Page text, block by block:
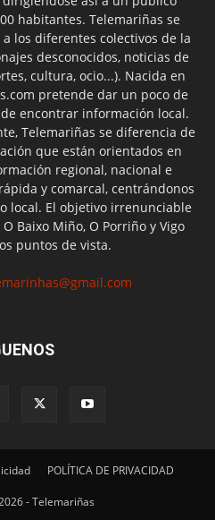
habitantes. Telemariñas se
los diferentes colectivos de la
desconocidos, noticias de
cultura, ocio...). Nacida en
pretende dar un poco de
encontrar información local.
Telemariñas se diferencia de
que están orientados en
regional, nacional e
y comarcal, centrándonos
local. El objetivo irrenunciable
Baixo Miño, O Porriño y Vigo
puntos de vista.
POLÍTICA DE PRIVACIDAD
- Telemariñas